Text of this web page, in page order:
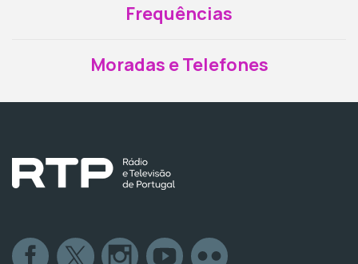
Frequências
Moradas e Telefones